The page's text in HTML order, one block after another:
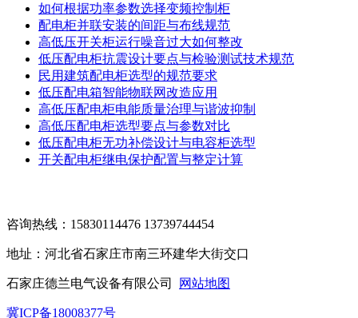
如何根据功率参数选择变频控制柜
配电柜并联安装的间距与布线规范
高低压开关柜运行噪音过大如何整改
低压配电柜抗震设计要点与检验测试技术规范
民用建筑配电柜选型的规范要求
低压配电箱智能物联网改造应用
高低压配电柜电能质量治理与谐波抑制
高低压配电柜选型要点与参数对比
低压配电柜无功补偿设计与电容柜选型
开关配电柜继电保护配置与整定计算
咨询热线：15830114476 13739744454
地址：河北省石家庄市南三环建华大街交口
石家庄德兰电气设备有限公司 网站地图
冀ICP备18008377号